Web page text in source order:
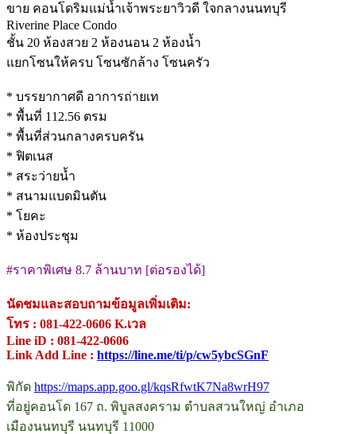
ขาย คอนโดริมแม่น้ำเจ้าพระยาวิวดี ใจกลางนนทบุรี
Riverine Place Condo
ชั้น 20 ห้องสวย 2 ห้องนอน 2 ห้องน้ำ
แยกโซนให้ครบ โซนซักล้าง โซนครัว
* บรรยากาศดี อาการถ่ายเท
* พื้นที่ 112.56 ตรม
* พื้นที่ส่วนกลางครบครัน
* ฟิตเนส
* สระว่ายน้ำ
* สนามแบดมินตัน
* โยคะ
* ห้องประชุม
#ราคาพิเศษ 8.7 ล้านบาท [ต่อรองได้]
นัดชมและสอบถามข้อมูลเพิ่มเติม:
โทร : 081-422-0606 K.เวล
Line iD : 081-422-0606
Link Add Line : https://line.me/ti/p/cw5ybcSGnF
พิกัด https://maps.app.goo.gl/kqsRfwtK7Na8wrH97
ที่อยู่คอนโด 167 ถ. พิบูลสงคราม ตำบลสวนใหญ่ อำเภอ
เมืองนนทบุรี นนทบุรี 11000